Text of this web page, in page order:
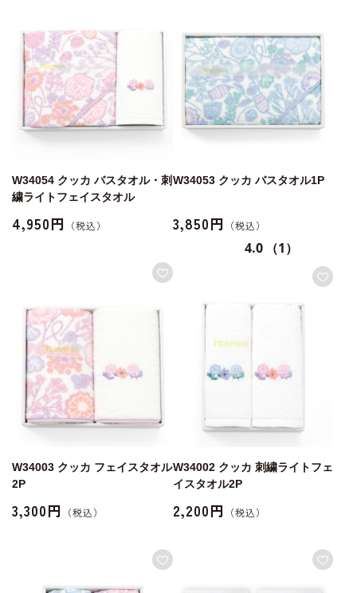
W34054 クッカ バスタオル・刺
繍ライトフェイスタオル
4,950円
W34053 クッカ バスタオル1P
3,850円
4.0 （1）
W34003 クッカ フェイスタオル
2P
3,300円
W34002 クッカ 刺繍ライトフェ
イスタオル2P
2,200円